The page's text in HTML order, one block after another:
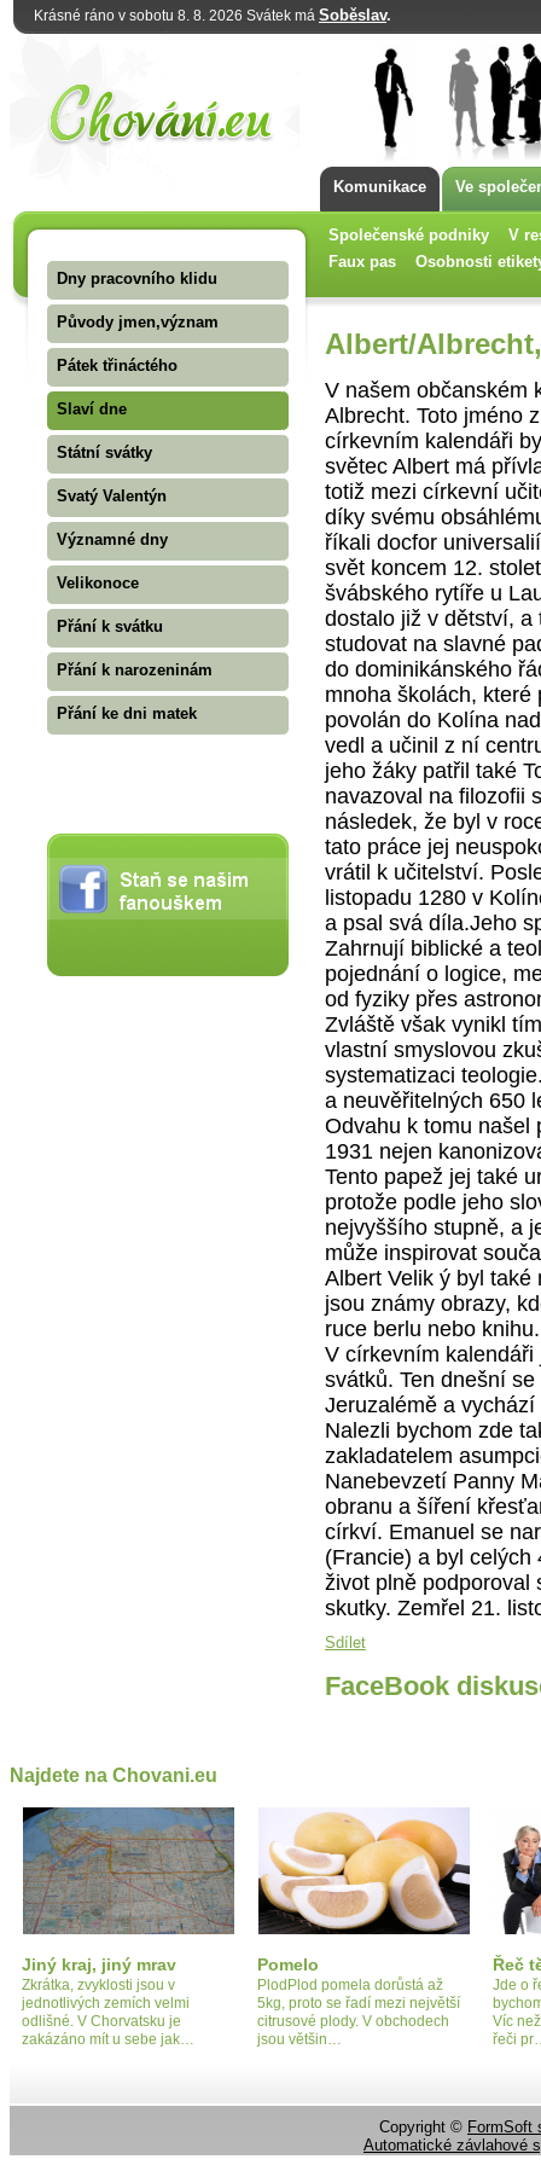
Krásné ráno v sobotu 8. 8. 2026 Svátek má Soběslav.
Komunikace Ve
Společenské podniky
V
Faux pas
Osobnosti
Dny pracovního klidu
Původy jmen,význam
Pátek třináctého
Slaví dne
Státní svátky
Svatý Valentýn
Významné dny
Velikonoce
Přání k svátku
Přání k narozeninám
Přání ke dni matek
Albert/
V našem občanském
Albrecht. Toto jméno
církevním kalendáři
světec Albert má
totiž mezi církevní
díky svému
říkali docfor
svět koncem 12.
švábského rytíře u
dostalo již v dětství,
studovat na slavné
do dominikánského
mnoha školách, které
povolán do Kolína
vedl a učinil z ní
jeho žáky patřil také
navazoval na filozofii
následek, že byl v
tato práce jej
vrátil k učitelství.
listopadu 1280 v
a psal svá díla.Jeho
Zahrnují biblické a
pojednání o logice,
od fyziky přes
Zvláště však vynikl
vlastní smyslovou
systematizaci
a neuvěřitelných 650
Odvahu k tomu našel
1931 nejen
Tento papež jej také
protože podle jeho
nejvyššího stupně, a
může inspirovat
Albert Velik ý byl
jsou známy obrazy,
ruce berlu nebo knihu.
V církevním
svátků. Ten dnešní
Jeruzalémě a
Nalezli bychom zde
zakladatelem
Nanebevzetí Panny
obranu a šíření
církví. Emanuel se
(Francie) a byl
život plně podporoval
skutky. Zemřel 21.
Sdílet
FaceBook
Najdete na Chovani.eu
Jiný kraj, jiný mrav
Zkrátka, zvyklosti jsou v
jednotlivých zemích velmi
odlišné. V Chorvatsku je
zakázáno mít u sebe jak…
Pomelo
PlodPlod pomela dorůstá až
5kg, proto se řadí mezi největší
citrusové plody. V obchodech
jsou většin…
Řeč
Jde o
Víc
řeči
Copyright © FormSoft
Automatické závlahové